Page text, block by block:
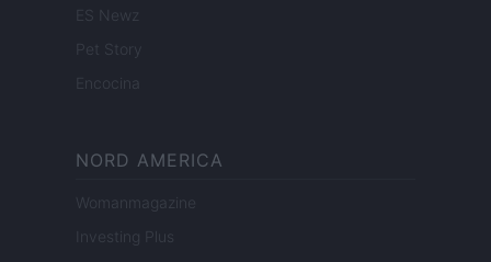
ES Newz
Pet Story
Encocina
NORD AMERICA
Womanmagazine
Investing Plus